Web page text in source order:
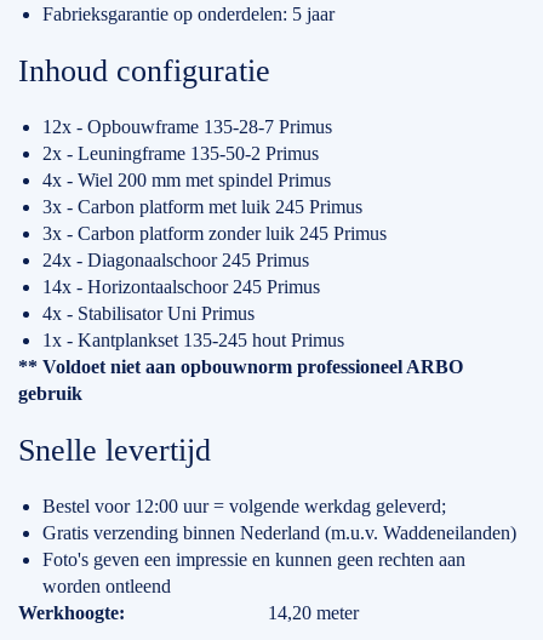
Fabrieksgarantie op onderdelen: 5 jaar
Inhoud configuratie
12x - Opbouwframe 135-28-7 Primus
2x - Leuningframe 135-50-2 Primus
4x - Wiel 200 mm met spindel Primus
3x - Carbon platform met luik 245 Primus
3x - Carbon platform zonder luik 245 Primus
24x - Diagonaalschoor 245 Primus
14x - Horizontaalschoor 245 Primus
4x - Stabilisator Uni Primus
1x - Kantplankset 135-245 hout Primus
** Voldoet niet aan opbouwnorm professioneel ARBO
gebruik
Snelle levertijd
Bestel voor 12:00 uur = volgende werkdag geleverd;
Gratis verzending binnen Nederland (m.u.v. Waddeneilanden)
Foto's geven een impressie en kunnen geen rechten aan
worden ontleend
Specificaties
Werkhoogte
14,20 meter